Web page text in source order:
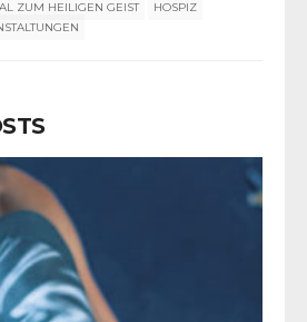
ZUM HEILIGEN GEIST
HOSPIZ